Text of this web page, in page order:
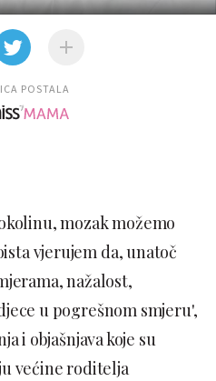
POSTALA
mozak možemo
vjerujem da, unatoč
nažalost,
u pogrešnom smjeru',
i objašnjava koje su
većine roditelja